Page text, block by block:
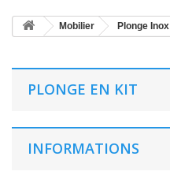
Mobilier Plonge Inox
PLONGE EN KIT
INFORMATIONS